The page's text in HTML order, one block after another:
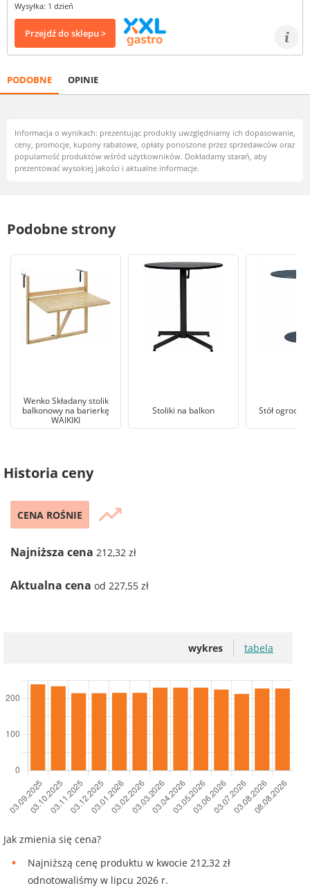
Wysyłka: 1 dzień
Przejdź do sklepu >
PODOBNE OPINIE
Informacja o wynikach: prezentując produkty uwzględniamy ich dopasowanie,
ceny, promocje, kupony rabatowe, opłaty ponoszone przez sprzedawców oraz
popularność produktów wśród użytkowników. Dokładamy starań, aby
prezentować wysokiej jakości i aktualne informacje.
Podobne strony
Wenko Składany stolik
balkonowy na barierkę
WAIKIKI
Stoliki na balkon Stół
Historia ceny
CENA ROŚNIE trending_up
Najniższa cena 212,32 zł
Aktualna cena od 227,55 zł
wykres tabela
Jak zmienia się cena?
Najniższą cenę produktu w kwocie 212,32 zł
odnotowaliśmy w lipcu 2026 r.